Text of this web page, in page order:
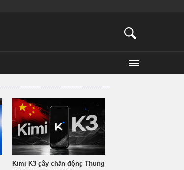
Kimi K3 gây chấn động Thung